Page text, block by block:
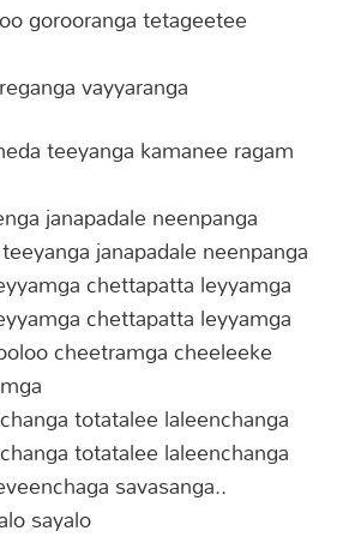
gorooranga tetageetee
vayyaranga
teeyanga kamanee ragam
janapadale neenpanga
janapadale neenpanga
chettapatta leyyamga
chettapatta leyyamga
cheetramga cheeleeke
totatalee laleenchanga
totatalee laleenchanga
savasanga..
sayalo